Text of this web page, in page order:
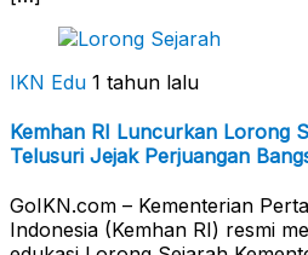
IKN Edu 1 tahun lalu
Kemhan RI Luncurkan Lorong
Telusuri Jejak Perjuangan
GoIKN.com – Kementerian
Indonesia (Kemhan RI) resmi